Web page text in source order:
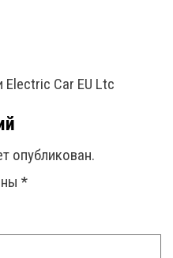
Car EU Ltc
опубликован.
*